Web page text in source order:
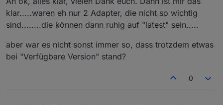
klar.....waren eh nur 2 Adapter, die nicht so wichtig
sind........die können dann ruhig auf "latest" sein.....
aber war es nicht sonst immer so, dass trotzdem etwas
bei "Verfügbare Version" stand?
0